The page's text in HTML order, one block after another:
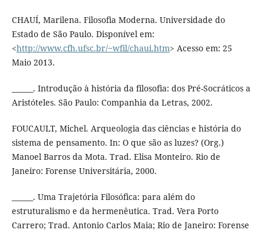
CHAUÍ, Marilena. Filosofia Moderna. Universidade do
Estado de São Paulo. Disponível em:
<http://www.cfh.ufsc.br/~wfil/chaui.htm> Acesso em: 25
Maio 2013.
______. Introdução à história da filosofia: dos Pré-Socráticos a
Aristóteles. São Paulo: Companhia da Letras, 2002.
FOUCAULT, Michel. Arqueologia das ciências e história do
sistema de pensamento. In: O que são as luzes? (Org.)
Manoel Barros da Mota. Trad. Elisa Monteiro. Rio de
Janeiro: Forense Universitária, 2000.
______. Uma Trajetória Filosófica: para além do
estruturalismo e da hermenêutica. Trad. Vera Porto
Carrero; Trad. Antonio Carlos Maia; Rio de Janeiro: Forense